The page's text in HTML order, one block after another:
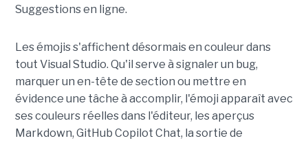
Suggestions en ligne.
Les émojis s'affichent désormais en couleur dans
tout Visual Studio. Qu'il serve à signaler un bug,
marquer un en-tête de section ou mettre en
évidence une tâche à accomplir, l'émoji apparaît avec
ses couleurs réelles dans l'éditeur, les aperçus
Markdown, GitHub Copilot Chat, la sortie de